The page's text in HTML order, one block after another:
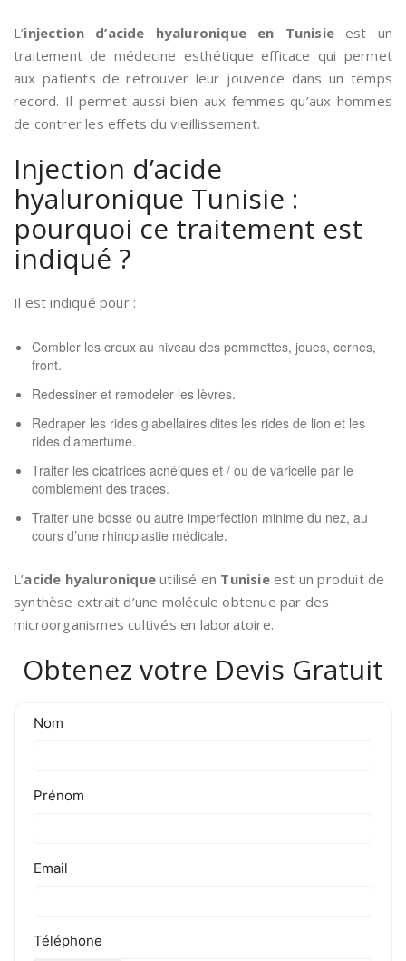
L’injection d’acide hyaluronique en Tunisieest un
traitement de médecine esthétique efficace qui permet
aux patients de retrouver leur jouvence dans un temps
record. Il permet aussi bien aux femmes qu’aux hommes
de contrer les effets du vieillissement.
Injection d’acide
hyaluronique Tunisie :
pourquoi ce traitement est
indiqué ?
Il est indiqué pour :
Combler les creux au niveau des pommettes, joues, cernes,
front.
Redessiner et remodeler les lèvres.
Redraper les rides glabellaires dites les rides de lion et les
rides d’amertume.
Traiter les cicatrices acnéiques et / ou de varicelle par le
comblement des traces.
Traiter une bosse ou autre imperfection minime du nez, au
cours d’une rhinoplastie médicale.
L’acide hyaluronique utilisé en Tunisieest un produit de
synthèse extrait d’une molécule obtenue par des
microorganismes cultivés en laboratoire.
Obtenez votre Devis Gratuit